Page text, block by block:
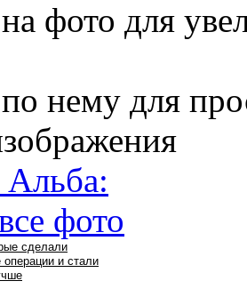
фото для
нему для
фото